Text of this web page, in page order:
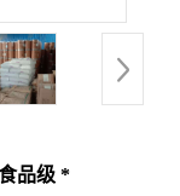
品级 *